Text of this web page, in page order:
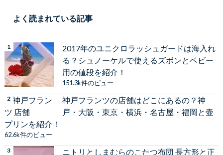
よく読まれている記事
2017年のユニクロラッシュガードは海入れ
る？シュノーケルで使えるズボンとベビー
用の値段を紹介！
151.3k件のビュー
神戸フランツの店舗はどこにあるの？神
戸・大阪・東京・横浜・名古屋・福岡と壷
プリンを紹介！
62.6k件のビュー
ニトリとしまむらのこたつ布団 長方形と正